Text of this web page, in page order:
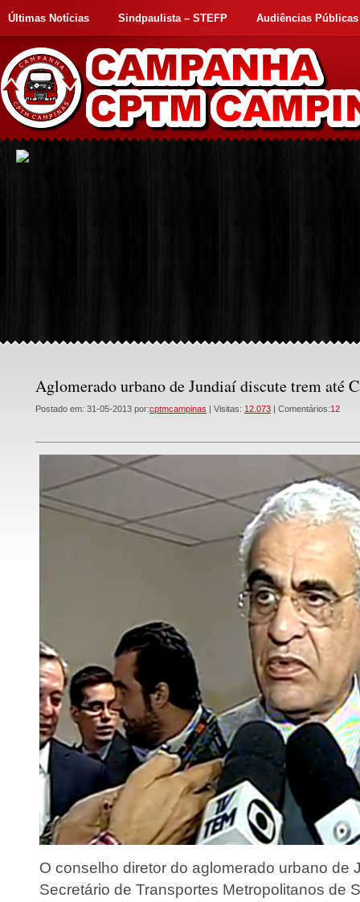
Últimas Notícias Sindpaulista – STEFP Audiências Públicas
Aglomerado urbano de Jundiaí discute trem até
Postado em: 31-05-2013 por:cptmcampinas | Visitas: 12.073 | Comentários:12
O conselho diretor do aglomerado urbano de
Secretário de Transportes Metropolitanos de